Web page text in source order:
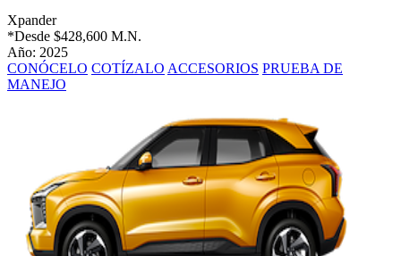
Xpander
*Desde $428,600 M.N.
Año: 2025
CONÓCELO COTÍZALO ACCESORIOS PRUEBA DE
MANEJO